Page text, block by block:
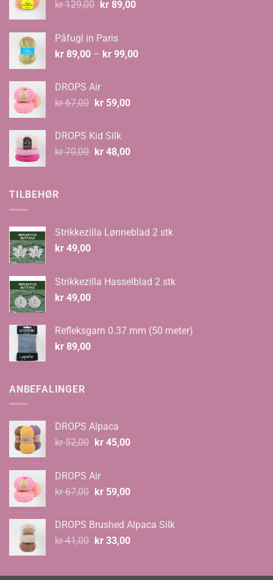
kr129,00 Opprinnelig
kr 129,00.
kr89,00Nåværende
Påfugl in Paris
kr 89,00 – kr 99,00Prisområde:
DROPS Air
kr67,00 Opprinnelig
kr 67,00.
kr59,00Nåværende
DROPS Kid Silk
kr70,00 Opprinnelig
kr48,00Nåværende
TILBEHØR
Strikkezilla Lønneblad 2 stk
kr 49,00
Strikkezilla Hasselblad 2 stk
kr 49,00
Refleksgarn 0.37 mm (50 meter)
kr 89,00
ANBEFALINGER
DROPS Alpaca
kr52,00 Opprinnelig
kr 52,00.
kr45,00Nåværende
DROPS Air
kr67,00 Opprinnelig
kr 67,00.
kr59,00Nåværende
kr 59,00.
DROPS Brushed Alpaca Silk
kr41,00 Opprinnelig
kr33,00Nåværende